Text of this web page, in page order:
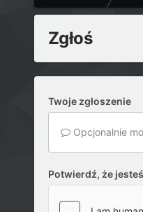
Zgłoś
Twoje zgłoszenie
Opcjonalnie
Potwierdź, że